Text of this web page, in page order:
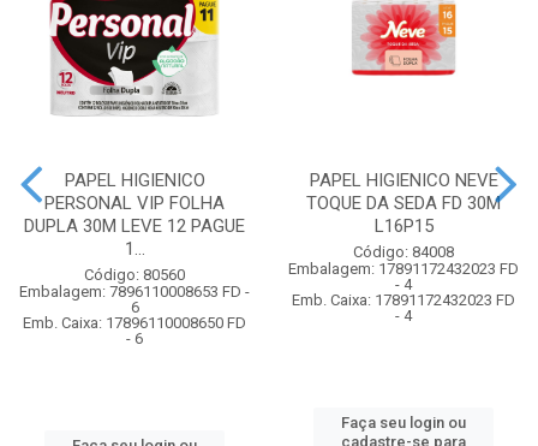
PAPEL HIGIENICO
PERSONAL VIP FOLHA
DUPLA 30M LEVE 12 PAGUE
1...
Código: 80560
Embalagem: 7896110008653 FD -
6
Emb. Caixa: 17896110008650 FD
- 6
PAPEL HIGIENICO NEVE
TOQUE DA SEDA FD 30M
L16P15
Código: 84008
Embalagem: 17891172432023 FD
- 4
Emb. Caixa: 17891172432023 FD
- 4
Faça seu login ou
cadastre-se para